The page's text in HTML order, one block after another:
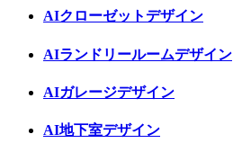
AIクローゼットデザイン
AIランドリールームデザイン
AIガレージデザイン
AI地下室デザイン